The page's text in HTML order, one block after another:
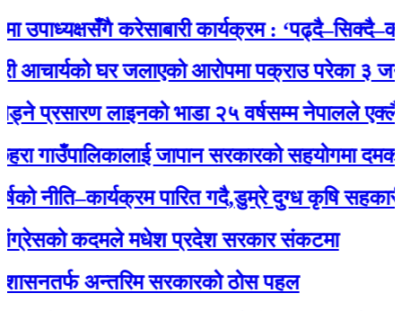
करेसाबारी कार्यक्रम :
घर जलाएको आरोपमा पक्राउ परेका ३ जना
लाइनको भाडा २५ वर्षसम्म नेपालले एक्‍लै
गाउँपालिकालाई जापान सरकारको सहयोगमा दमकल
नीति–कार्यक्रम पारित गदै,डुम्रे दुग्ध कृषि
कदमले मधेश प्रदेश सरकार संकटमा
अन्तरिम सरकारको ठोस पहल